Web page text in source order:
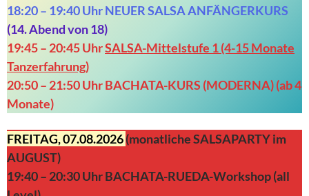
18:20 – 19:40 Uhr NEUER SALSA ANFÄNGERKURS
(14. Abend von18)
19:45 – 20:45 UhrSALSA-Mittelstufe 1 (4-15 Monate
Tanzerfahrung)
20:50 – 21:50 UhrBACHATA-KURS (MODERNA)(ab 4
Monate)
FREITAG, 07.08.2026(monatliche SALSAPARTY im
AUGUST)
19:40 – 20:30 Uhr BACHATA-RUEDA-Workshop (all